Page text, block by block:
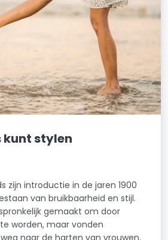
kunt stylen
zijn introductie in de jaren 1900
van bruikbaarheid en stijl.
gemaakt om door
worden, maar vonden
naar de harten van vrouwen.